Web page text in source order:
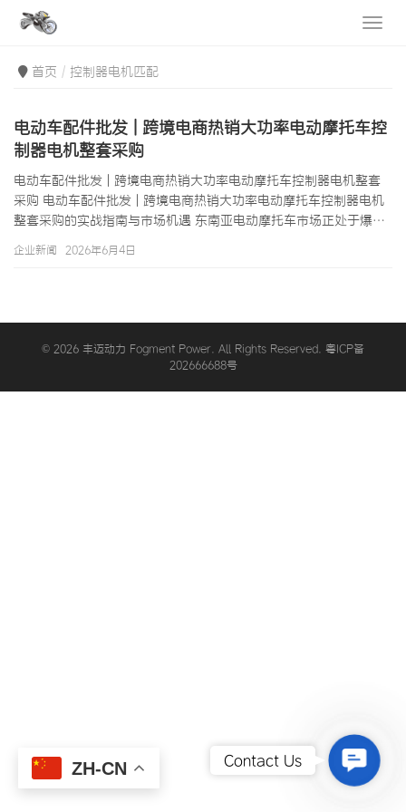
首页 控制器电机匹配
电动车配件批发 | 跨境电商热销大功率电动摩托车控
制器电机整套采购
电动车配件批发 | 跨境电商热销大功率电动摩托车控制器电机整套
采购 电动车配件批发 | 跨境电商热销大功率电动摩托车控制器电机
整套采购的实战指南与市场机遇 东南亚电动摩托车市场正处于爆发
标；印尼为每辆售出的电动摩托车提供约700美元的政府补贴；越南
的电动车配件批发蓝海市场。在这一背景下，大功率电动摩托车控
制器和电机作…
企业新闻 2026年6月4日
© 2026 丰迈动力 Fogment Power. All Rights Reserved. 粤ICP备
202666688号
ZH-CN Contact Us